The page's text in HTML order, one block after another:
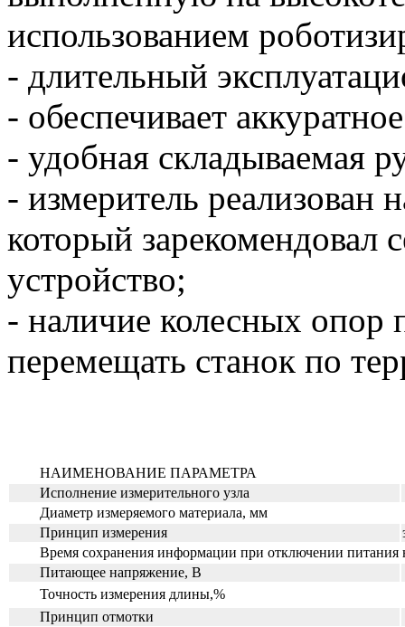
использованием
- длительный
- обеспечивает
- удобная складываемая
- измеритель реализован
который зарекомендовал
устройство;
- наличие колесных опор
перемещать станок по
НАИМЕНОВАНИЕ ПАРАМЕТРА
Исполнение измерительного узла
Диаметр измеряемого материала, мм
Принцип измерения
Время сохранения информации при отключении питания
Питающее напряжение, В
Точность измерения длины,%
Принцип отмотки